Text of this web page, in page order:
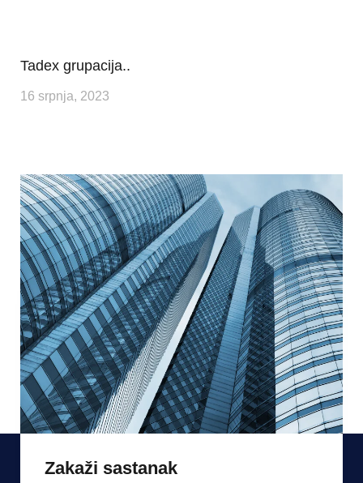
Tadex grupacija..
16 srpnja, 2023
Zakaži sastanak